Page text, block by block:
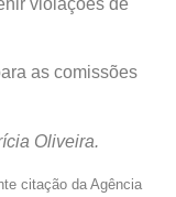
violações de
as comissões
Oliveira.
citação da Agência